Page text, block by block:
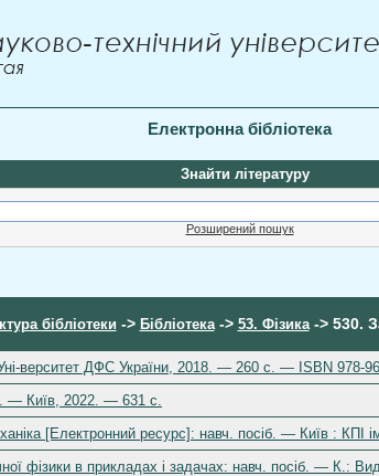
Електронна бібліотека
Знайти літературу
Розширений пошук
бібліотеки -> Бібліотека-> 53. Фізика-> 530.
верситет ДФС України, 2018. — 260 с. — ISBN 978-
— Київ, 2022. — 631 с.
[Електронний ресурс]: навч. посіб. — Київ : КПІ
фізики в прикладах і задачах: навч. посіб. — К.: